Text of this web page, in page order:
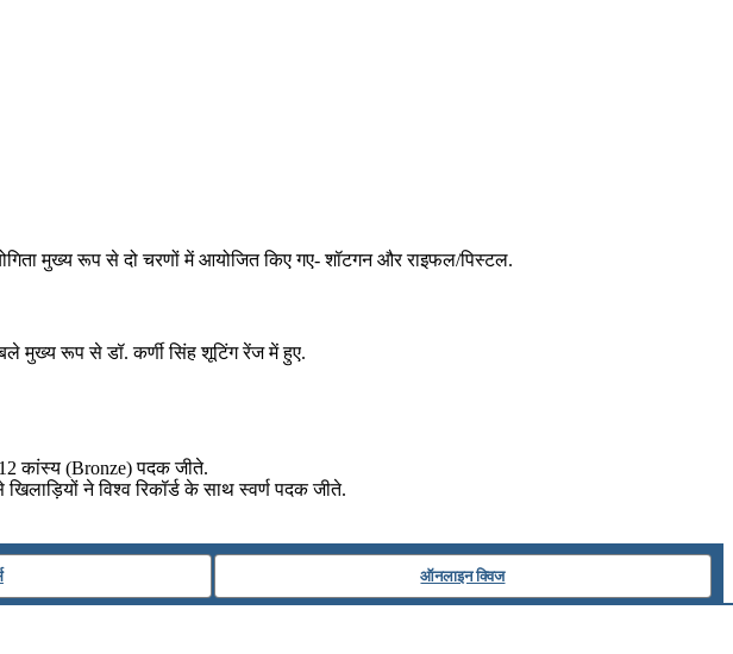
मुख्य रूप से दो चरणों में आयोजित किए गए- शॉटगन और राइफल/पिस्टल.
मुख्य रूप से डॉ. कर्णी सिंह शूटिंग रेंज में हुए.
कांस्य (Bronze) पदक जीते.
ने विश्व रिकॉर्ड के साथ स्वर्ण पदक जीते.
ऑनलाइन क्विज